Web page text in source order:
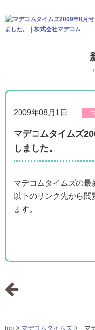
2009年08月1日
マデコムタイムズ
しました。
マデコムタイムズの最
以下のリンク先から
ます。
top > マデコムタイムズ > マデ